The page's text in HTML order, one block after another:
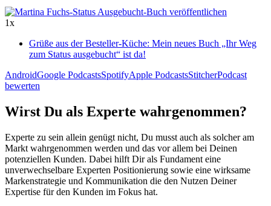
1x
Grüße aus der Besteller-Küche: Mein neues Buch „Ihr Weg
zum Status ausgebucht“ ist da!
AndroidGoogle PodcastsSpotifyApple PodcastsStitcherPodcast
bewerten
Wirst Du als Experte wahrgenommen?
Experte zu sein allein genügt nicht, Du musst auch als solcher am
Markt wahrgenommen werden und das vor allem bei Deinen
potenziellen Kunden. Dabei hilft Dir als Fundament eine
unverwechselbare Experten Positionierung sowie eine wirksame
Markenstrategie und Kommunikation die den Nutzen Deiner
Expertise für den Kunden im Fokus hat.